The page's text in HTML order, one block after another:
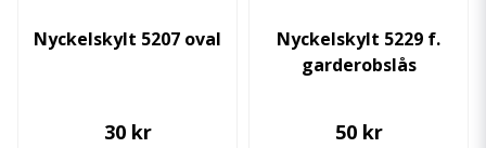
Nyckelskylt 5207 oval
30 kr
Nyckelskylt 5229 f.
garderobslås
50 kr